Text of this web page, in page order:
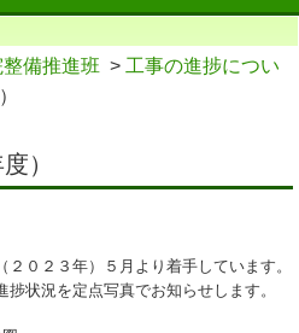
備推進班 > 工事の進捗につい
）
０２３年）５月より着手しています。
状況を定点写真でお知らせします。